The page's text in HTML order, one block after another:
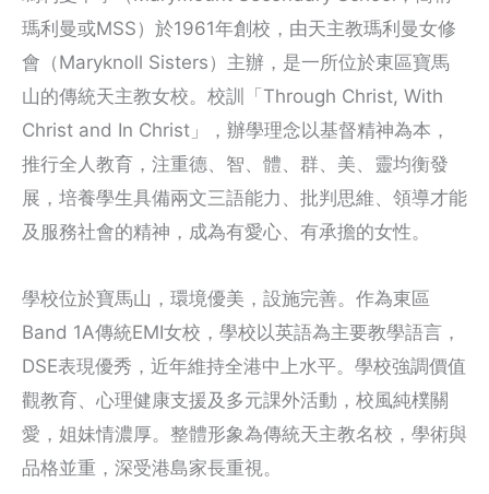
瑪利曼或MSS）於1961年創校，由天主教瑪利曼女修
會（Maryknoll Sisters）主辦，是一所位於東區寶馬
山的傳統天主教女校。校訓「Through Christ, With
Christ and In Christ」，辦學理念以基督精神為本，
推行全人教育，注重德、智、體、群、美、靈均衡發
展，培養學生具備兩文三語能力、批判思維、領導才能
及服務社會的精神，成為有愛心、有承擔的女性。
學校位於寶馬山，環境優美，設施完善。作為東區
Band 1A傳統EMI女校，學校以英語為主要教學語言，
DSE表現優秀，近年維持全港中上水平。學校強調價值
觀教育、心理健康支援及多元課外活動，校風純樸關
愛，姐妹情濃厚。整體形象為傳統天主教名校，學術與
品格並重，深受港島家長重視。